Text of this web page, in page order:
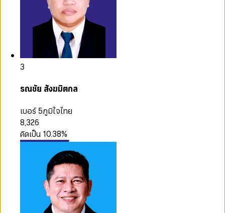
3
รณชัย สังฆมิตกล
เบอร์ 5ภูมิใจไทย
8,326
คิดเป็น 10.38%